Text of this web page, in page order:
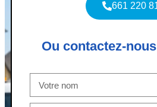
661 220
Ou contactez-